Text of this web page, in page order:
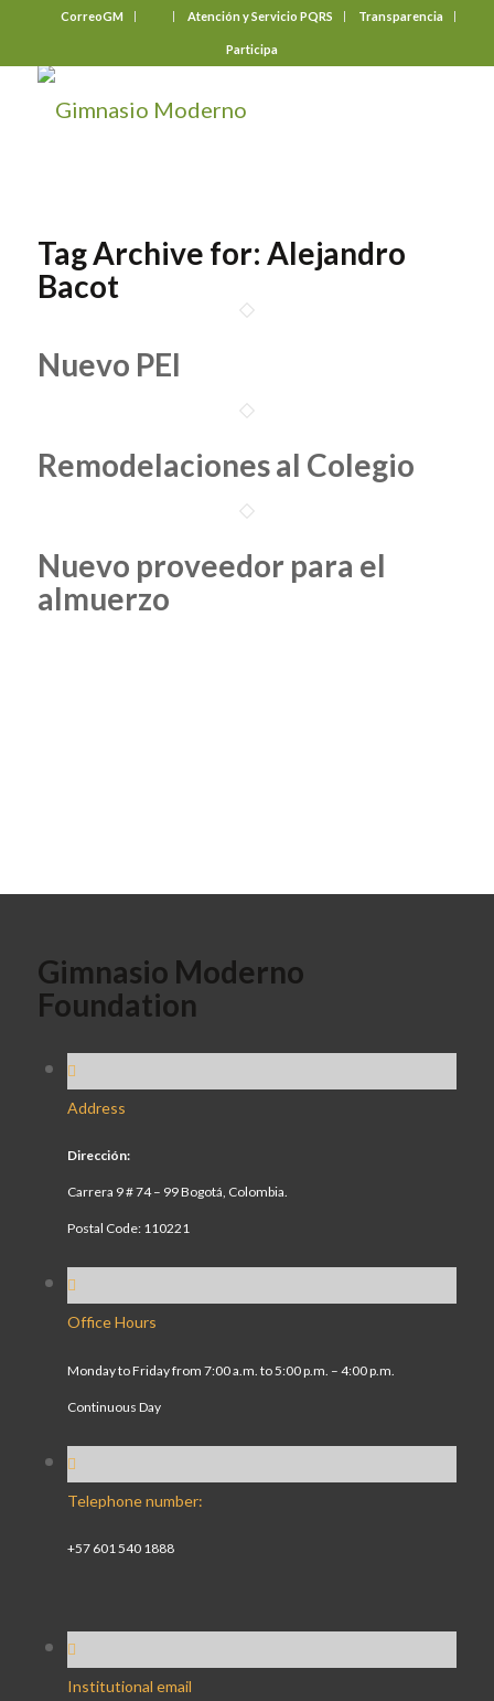
CorreoGM Atención y Servicio PQRS Transparencia
Participa
Tag Archive for: Alejandro
Bacot
Nuevo PEI
Remodelaciones al Colegio
Nuevo proveedor para el
almuerzo
Gimnasio Moderno
Foundation
Address
Dirección:
Carrera 9 # 74 – 99 Bogotá, Colombia.
Postal Code: 110221
Office Hours
Monday to Friday from 7:00 a.m. to 5:00 p.m. – 4:00 p.m.
Continuous Day
Telephone number:
+57 601 540 1888
Institutional email